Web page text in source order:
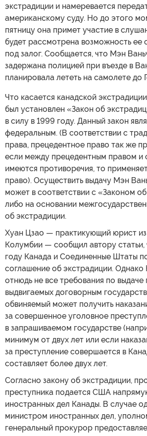
экстрадиции и намеревается
американскому суду. Но до этого
пятницу она примет участие в
будет рассмотрена возможность ее
под залог. Сообщается, что Мэн
задержана полицией при въезде в
планировала лететь на самолете до
Что касается канадской
был установлен «Закон об
в силу в 1999 году. Данный закон
федеральным. (В соответствии с
права, прецедентное право так же
если между прецедентным правом и
имеются противоречия, то
право). Осуществить выдачу Мэн
может в соответствии с «Законом
либо на основании
об экстрадиции.
Хуан Цзао — практикующий юрист
Колумбии — сообщил автору статьи,
году Канада и Соединенные Штаты
соглашение об экстрадиции. Однако
отнюдь не все требования по выдаче
выдвигаемых договорным
обвиняемый может получить
за совершенное уголовное
в запрашиваемом государстве
минимум от двух лет или если
за преступление совершается в
составляет более двух лет.
Согласно закону об экстрадиции,
преступника подается США
иностранных дел Канады. В случае
министром иностранных дел,
генеральный прокурор